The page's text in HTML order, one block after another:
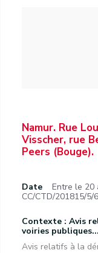
Namur. Rue
Visscher, rue
Peers (Bouge).
Date Entre le 20
CC/CTD/201815/5/
Contexte : Avis
voiries publiques...
Avis relatifs à la